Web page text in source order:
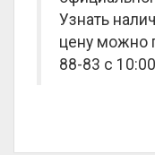
Узнать
цену можно
88-83 с